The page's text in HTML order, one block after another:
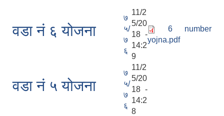
वडा नं ६ योजना
७
५/
७
६
11/2
5/20
18 -
14:2
9
6 number
yojna.pdf
वडा नं ५ योजना
७
५/
७
६
11/2
5/20
18 -
14:2
8